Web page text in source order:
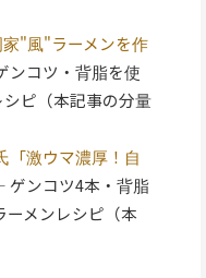
"風"ラーメンを作
ンコツ・背脂を使
ピ（本記事の分量
「激ウマ濃厚！自
ゲンコツ4本・背脂
ーメンレシピ（本